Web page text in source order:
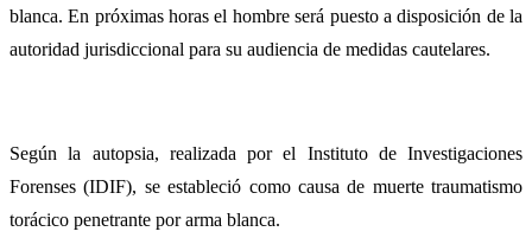
blanca. En próximas horas el hombre será puesto a disposición de la
autoridad jurisdiccional para su audiencia de medidas cautelares.
Según la autopsia, realizada por el Instituto de Investigaciones
Forenses (IDIF), se estableció como causa de muerte traumatismo
torácico penetrante por arma blanca.